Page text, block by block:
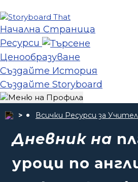
Начална Страница
Ресурси
Ценообразуване
Създайте История
Създайте Storyboard
Всички Ресурси за
Дневник на
уроци по